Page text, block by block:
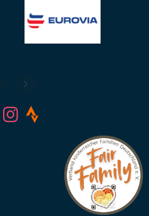
fab fa-facebook-f
fab fa-instagram